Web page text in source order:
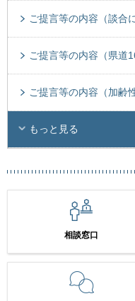
ご提言等の内容（談合
ご提言等の内容（県道
ご提言等の内容（加齢
もっと見る
相談窓口